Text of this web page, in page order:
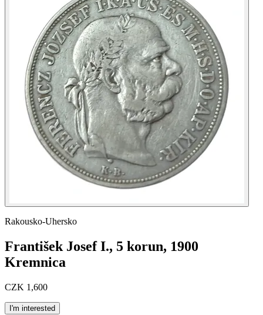
Rakousko-Uhersko
František Josef I., 5 korun, 1900
Kremnica
CZK 1,600
I'm interested